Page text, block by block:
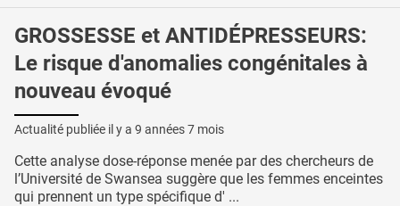
GROSSESSE et ANTIDÉPRESSEURS:
Le risque d'anomalies congénitales à
nouveau évoqué
Actualité publiée il y a 9 années 7 mois
Cette analyse dose-réponse menée par des chercheurs de
l’Université de Swansea suggère que les femmes enceintes
qui prennent un type spécifique d' ...